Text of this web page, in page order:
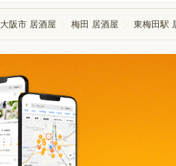
大阪市 居酒屋 梅田 居酒屋 東梅田駅